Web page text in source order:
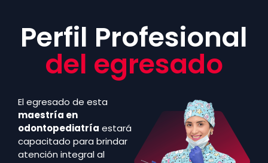
Perfil Profesional
del egresado
El egresado de esta
maestría en
odontopediatría estará
capacitado para brindar
atención integral al